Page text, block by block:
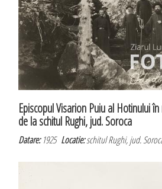
Episcopul Visarion Puiu al Hotinului
de la schitul Rughi, jud. Soroca
Datare:1925Locatie:schitul Rughi, jud.